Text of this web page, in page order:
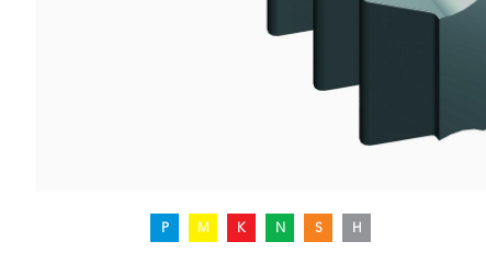
P M K N S H